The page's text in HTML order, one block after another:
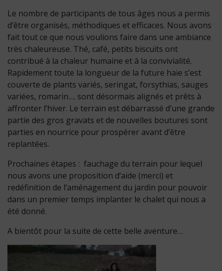
Le nombre de participants de tous âges nous a permis
d’être organisés, méthodiques et efficaces. Nous avons
fait tout ce que nous voulions faire dans une ambiance
très chaleureuse. Thé, café, petits biscuits ont
contribué à la chaleur humaine et à la convivialité.
Rapidement toute la longueur de la future haie s’est
couverte de plants variés, seringat, forsythias, sauges
variées, romarin…. sont désormais alignés et prêts à
affronter l’hiver. Le terrain est débarrassé d’une grande
partie des gros gravats et de nouvelles boutures sont
parties en nourrice pour prospérer avant d’être
replantées.
Prochaines étapes : fauchage du terrain pour lequel
nous avons une proposition d’aide (merci) et
redéfinition de l’aménagement du jardin pour pouvoir
dans un premier temps implanter le chalet qui nous a
été donné.
A bientôt pour la suite de cette belle aventure…